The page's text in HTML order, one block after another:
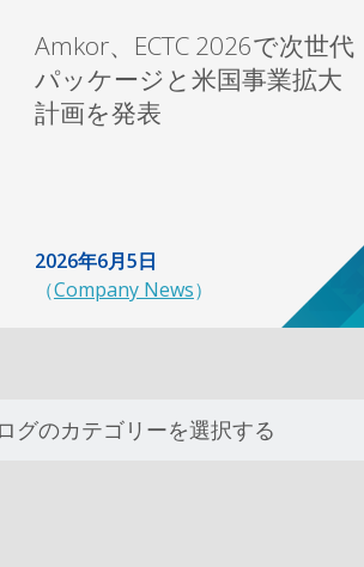
Amkor、ECTC 2026で次世代
パッケージと米国事業拡大
計画を発表
2026年6月5日
（Company News）